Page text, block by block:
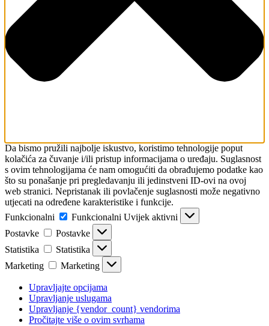
Da bismo pružili najbolje iskustvo, koristimo tehnologije poput
kolačića za čuvanje i/ili pristup informacijama o uređaju. Suglasnost
s ovim tehnologijama će nam omogućiti da obrađujemo podatke kao
što su ponašanje pri pregledavanju ili jedinstveni ID-ovi na ovoj
web stranici. Nepristanak ili povlačenje suglasnosti može negativno
utjecati na određene karakteristike i funkcije.
Funkcionalni
Funkcionalni Uvijek aktivni
Postavke
Postavke
Statistika
Statistika
Marketing
Marketing
Upravljajte opcijama
Upravljanje uslugama
Upravljanje {vendor_count} vendorima
Pročitajte više o ovim svrhama